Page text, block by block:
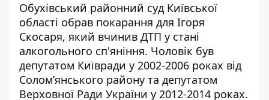
Обухівський районний суд Київської
області обрав покарання для Ігоря
Скосаря, який вчинив ДТП у стані
алкогольного сп'яніння. Чоловік був
депутатом Київради у 2002-2006 роках від
Солом’янського району та депутатом
Верховної Ради України у 2012-2014 роках.